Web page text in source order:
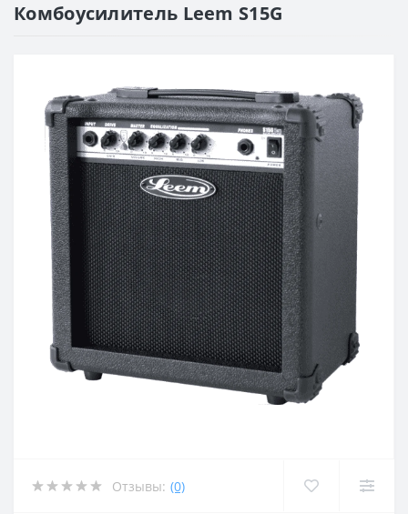
Комбоусилитель Leem S15G
Отзывы: (0)